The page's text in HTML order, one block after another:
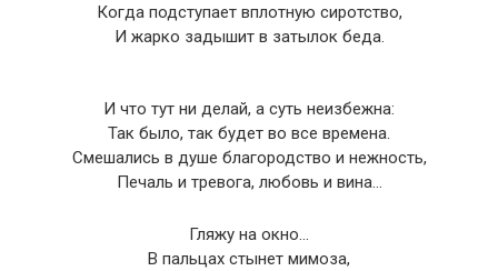
Когда подступает вплотную сиротство,
И жарко задышит в затылок беда.
И что тут ни делай, а суть неизбежна:
Так было, так будет во все времена.
Смешались в душе благородство и нежность,
Печаль и тревога, любовь и вина…
Гляжу на окно…
В пальцах стынет мимоза,